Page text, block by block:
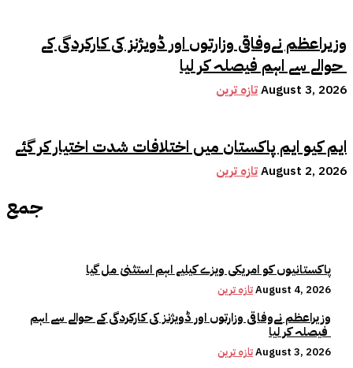
وزیراعظم نےوفاقی وزارتوں اور ڈویژنز کی کارکردگی کے
حوالے سے اہم فیصلہ کر لیا
تازہ ترینAugust 3, 2026
ایم کیو ایم پاکستان میں اختلافات شدت اختیار کر گئے
تازہ ترینAugust 2, 2026
جمع
پاکستانیوں کو امریکی ویزے کیلیے اہم استثنیٰ مل گیا
تازہ ترینAugust 4, 2026
وزیراعظم نےوفاقی وزارتوں اور ڈویژنز کی کارکردگی کے حوالے سے اہم
تازہ ترینAugust 3, 2026